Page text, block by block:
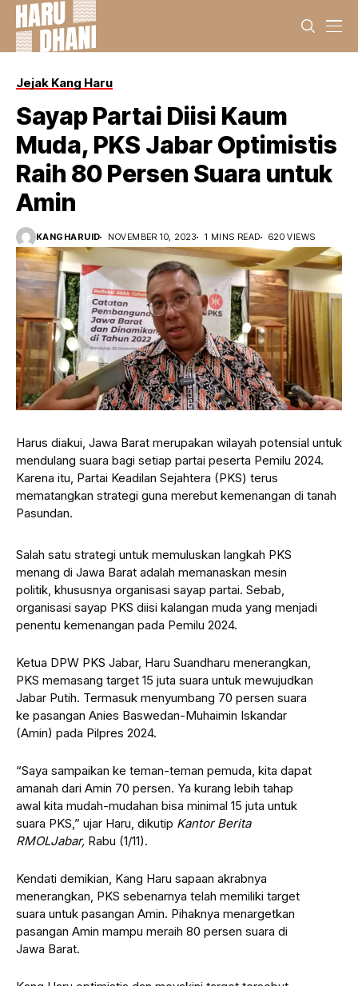
Jejak Kang Haru
Sayap Partai Diisi Kaum
Muda, PKS Jabar Optimistis
Raih 80 Persen Suara untuk
Amin
KANGHARUID NOVEMBER 10, 2023 1 MINS READ 620 VIEWS
Harus diakui, Jawa Barat merupakan wilayah potensial untuk
mendulang suara bagi setiap partai peserta Pemilu 2024.
Karena itu, Partai Keadilan Sejahtera (PKS) terus
mematangkan strategi guna merebut kemenangan di tanah
Pasundan.
Salah satu strategi untuk memuluskan langkah PKS
menang di Jawa Barat adalah memanaskan mesin
politik, khususnya organisasi sayap partai. Sebab,
organisasi sayap PKS diisi kalangan muda yang menjadi
penentu kemenangan pada Pemilu 2024.
Ketua DPW PKS Jabar, Haru Suandharu menerangkan,
PKS memasang target 15 juta suara untuk mewujudkan
Jabar Putih. Termasuk menyumbang 70 persen suara
ke pasangan Anies Baswedan-Muhaimin Iskandar
(Amin) pada Pilpres 2024.
“Saya sampaikan ke teman-teman pemuda, kita dapat
amanah dari Amin 70 persen. Ya kurang lebih tahap
awal kita mudah-mudahan bisa minimal 15 juta untuk
suara PKS,” ujar Haru, dikutip Kantor Berita
RMOLJabar, Rabu (1/11).
Kendati demikian, Kang Haru sapaan akrabnya
menerangkan, PKS sebenarnya telah memiliki target
suara untuk pasangan Amin. Pihaknya menargetkan
pasangan Amin mampu meraih 80 persen suara di
Jawa Barat.